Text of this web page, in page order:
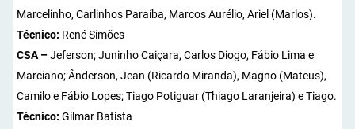
Marcelinho, Carlinhos Paraíba, Marcos Aurélio, Ariel (Marlos).
Técnico: René Simões
CSA –Jeferson; Juninho Caiçara, Carlos Diogo, Fábio Lima e
Marciano; Ânderson, Jean (Ricardo Miranda), Magno (Mateus),
Camilo e Fábio Lopes; Tiago Potiguar (Thiago Laranjeira) e Tiago.
Técnico: Gilmar Batista